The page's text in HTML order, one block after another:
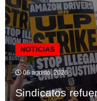
NOTICIAS
06 agosto, 2026
Sindicatos